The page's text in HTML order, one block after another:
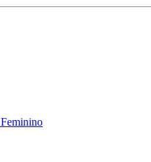
Feminino